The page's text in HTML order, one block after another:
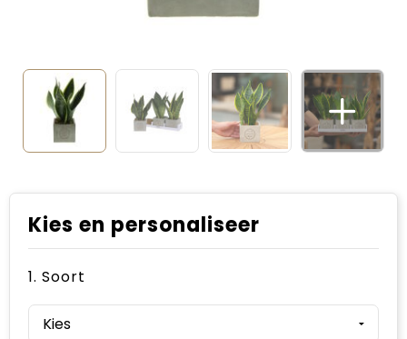
Zomerpakketten
Kies en personaliseer
1. Soort